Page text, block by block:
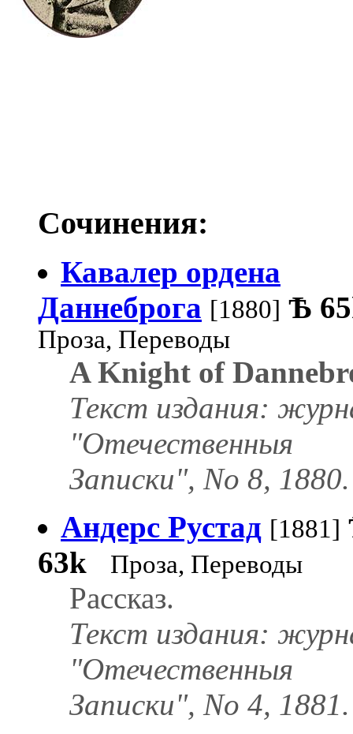
Сочинения:
Кавалер ордена
Даннеброга [1880] Ѣ
Проза, Переводы
A Knight of
Текст издания:
"Отечественныя
Записки", No 8, 1880.
Андерс Рустад [1881]
63k
Проза, Переводы
Рассказ.
Текст издания:
"Отечественныя
Записки", No 4, 1881.